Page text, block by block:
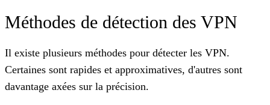
Méthodes de détection des VPN
Il existe plusieurs méthodes pour détecter les VPN.
Certaines sont rapides et approximatives, d'autres sont
davantage axées sur la précision.